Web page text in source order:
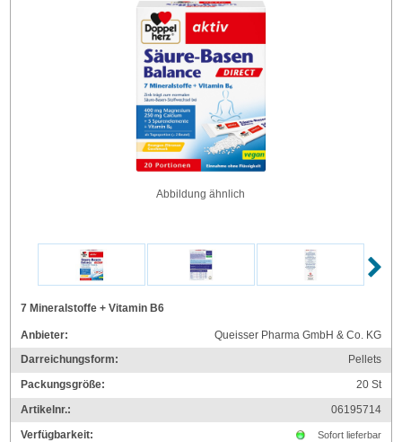
Abbildung ähnlich
7 Mineralstoffe + Vitamin B6
Anbieter:
Queisser Pharma GmbH & Co. KG
Darreichungsform:
Pellets
Packungsgröße:
20St
Artikelnr.:
06195714
Verfügbarkeit:
Sofort lieferbar